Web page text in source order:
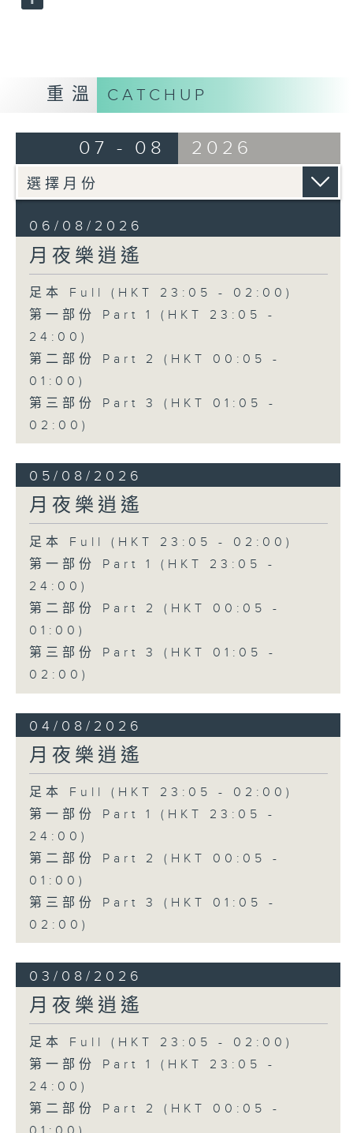
重溫 CATCHUP
07 - 08 2026
06/08/2026
月夜樂逍遙
足本 Full (HKT 23:05 - 02:00)
第一部份 Part 1 (HKT 23:05 -
24:00)
第二部份 Part 2 (HKT 00:05 -
01:00)
第三部份 Part 3 (HKT 01:05 -
02:00)
05/08/2026
月夜樂逍遙
足本 Full (HKT 23:05 - 02:00)
第一部份 Part 1 (HKT 23:05 -
24:00)
第二部份 Part 2 (HKT 00:05 -
01:00)
第三部份 Part 3 (HKT 01:05 -
02:00)
04/08/2026
月夜樂逍遙
足本 Full (HKT 23:05 - 02:00)
第一部份 Part 1 (HKT 23:05 -
24:00)
第二部份 Part 2 (HKT 00:05 -
01:00)
第三部份 Part 3 (HKT 01:05 -
02:00)
03/08/2026
月夜樂逍遙
足本 Full (HKT 23:05 - 02:00)
第一部份 Part 1 (HKT 23:05 -
24:00)
第二部份 Part 2 (HKT 00:05 -